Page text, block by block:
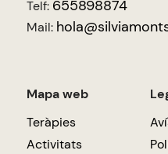
Telf: 655898874
Mail:
Mapa web
Teràpies
Activitats